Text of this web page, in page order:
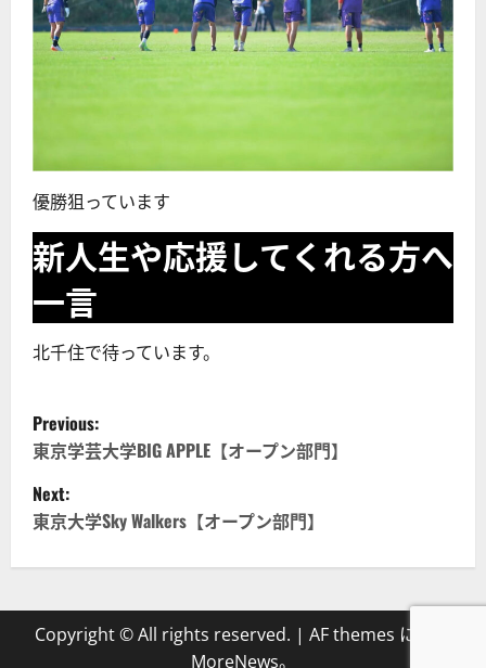
優勝狙っています
新人生や応援してくれる方へ
一言
北千住で待っています。
P
o
s
n
a
Previous:
東京学芸大学BIG APPLE【オープン部門】
Next:
東京大学Sky Walkers【オープン部門】
Copyright © All rights reserved. | AF themes による
MoreNews。